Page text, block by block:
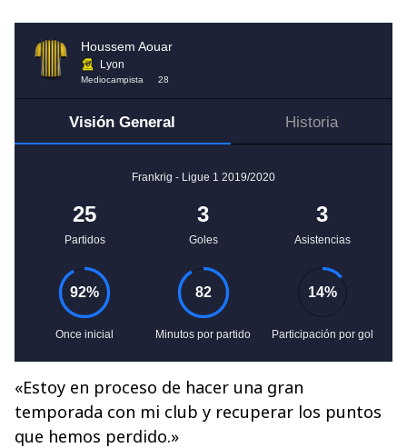
«Estoy en proceso de hacer una gran
temporada con mi club y recuperar los puntos
que hemos perdido.»